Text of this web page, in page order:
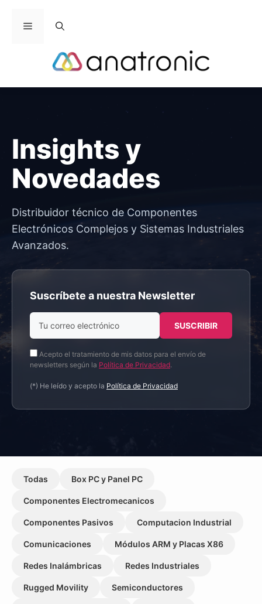
Menú
Insights y
Novedades
Distribuidor técnico de Componentes
Electrónicos Complejos y Sistemas Industriales
Avanzados.
Suscríbete a nuestra Newsletter
Acepto el tratamiento de mis datos para el envío de
newsletters según la Política de Privacidad.
(*) He leído y acepto la Política de Privacidad
Todas Box PC y Panel PC
Componentes Electromecanicos
Componentes Pasivos Computacion Industrial
Comunicaciones Módulos ARM y Placas X86
Redes Inalámbricas Redes Industriales
Rugged Movility Semiconductores